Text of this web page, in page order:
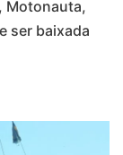
Motonauta,
ser baixada